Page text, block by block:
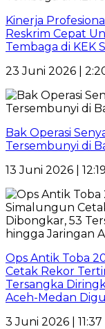
Kinerja
Reskrim Cepat
Tembaga di KEK
23 Juni 2026 |
Bak Operasi
Tersembunyi di
13 Juni 2026 |
Ops Antik Toba
Cetak Rekor
Tersangka
Aceh-Medan
3 Juni 2026 |